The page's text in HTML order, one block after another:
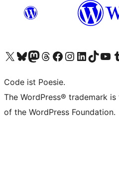
Unser X-Konto (früher Twitter) besuchen
Unser Bluesky-Konto besuchen
Unser Mastodon-Konto besuchen
Unser Threads-Konto besuchen
Unsere Facebook-Seite besuchen
Unser Instagram-Konto besuchen
Unser LinkedIn-Konto
Unser TikTok-
Unseren
Code ist Poesie.
The WordPress® trademark
of the WordPress Foundation.